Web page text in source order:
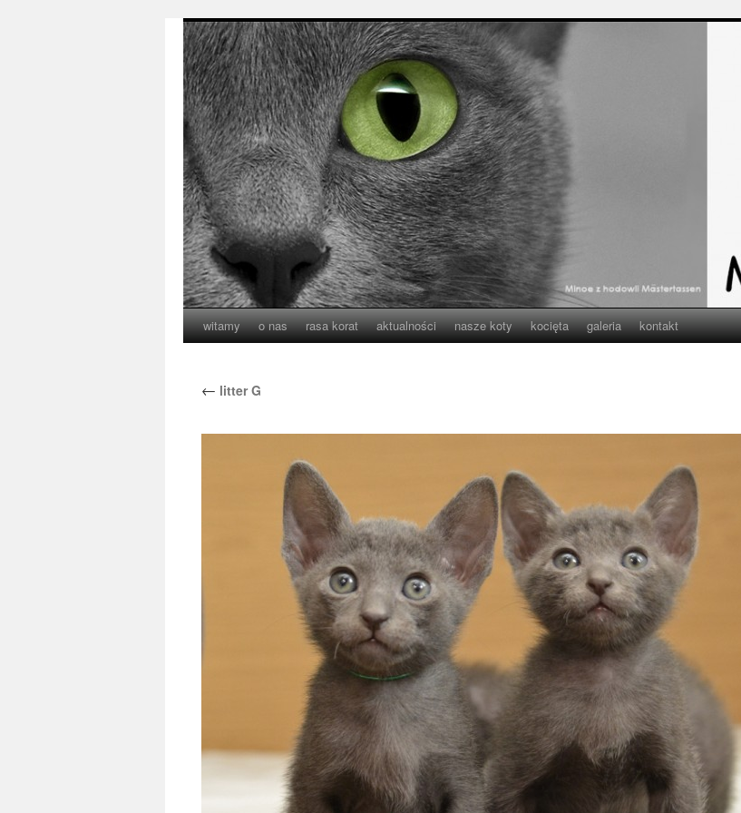
witamy o nas rasa korat aktualności nasze koty kocięta galeria kontakt
← litter G